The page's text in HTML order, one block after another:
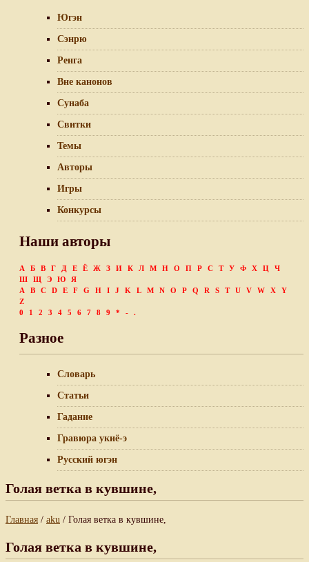
Югэн
Сэнрю
Ренга
Вне канонов
Сунаба
Свитки
Темы
Авторы
Игры
Конкурсы
Наши авторы
А Б В Г Д Е Ё Ж З И К Л М Н О П Р С Т У Ф Х Ц
Ч
Ш
Щ Э Ю
Я
A
B C D E F G H I J K L M N O P Q R S T U V W X
Y
Z
0
1 2 3 4 5 6 7 8 9 * - .
Разное
Словарь
Статьи
Гадание
Гравюра укиё-э
Русский югэн
Голая ветка в кувшине,
Главная / aku / Голая ветка в кувшине,
Голая ветка в кувшине,